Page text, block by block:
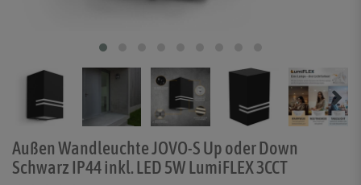
Außen Wandleuchte JOVO-S Up oder Down
Schwarz IP44 inkl. LED 5W LumiFLEX 3CCT